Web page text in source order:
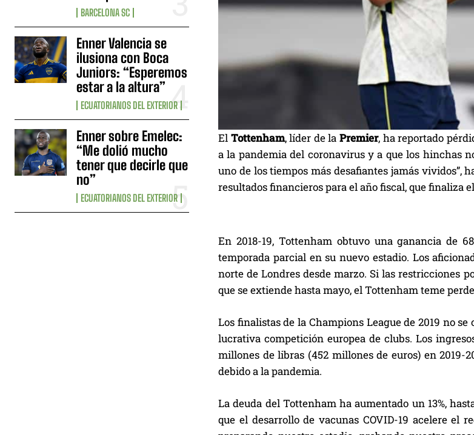
BARCELONA SC
Enner Valencia se
ilusiona con Boca
Juniors: “Esperemos
estar a la altura”
ECUATORIANOS DEL EXTERIOR
Enner sobre Emelec:
“Me dolió mucho
tener que decirle que
no”
ECUATORIANOS DEL EXTERIOR
El Tottenham, líder de la Premier, ha reportado
a la pandemia del coronavirus y a que los hinchas
uno de los tiempos más desafiantes jamás vividos”,
resultados financieros para el año fiscal, que finaliza
En 2018-19, Tottenham obtuvo una ganancia de
temporada parcial en su nuevo estadio. Los
norte de Londres desde marzo. Si las restricciones
que se extiende hasta mayo, el Tottenham teme
Los finalistas de la Champions League de 2019 no
lucrativa competición europea de clubs. Los
millones de libras (452 millones de euros) en
debido a la pandemia.
La deuda del Tottenham ha aumentado un 13%,
que el desarrollo de vacunas COVID-19 acelere el